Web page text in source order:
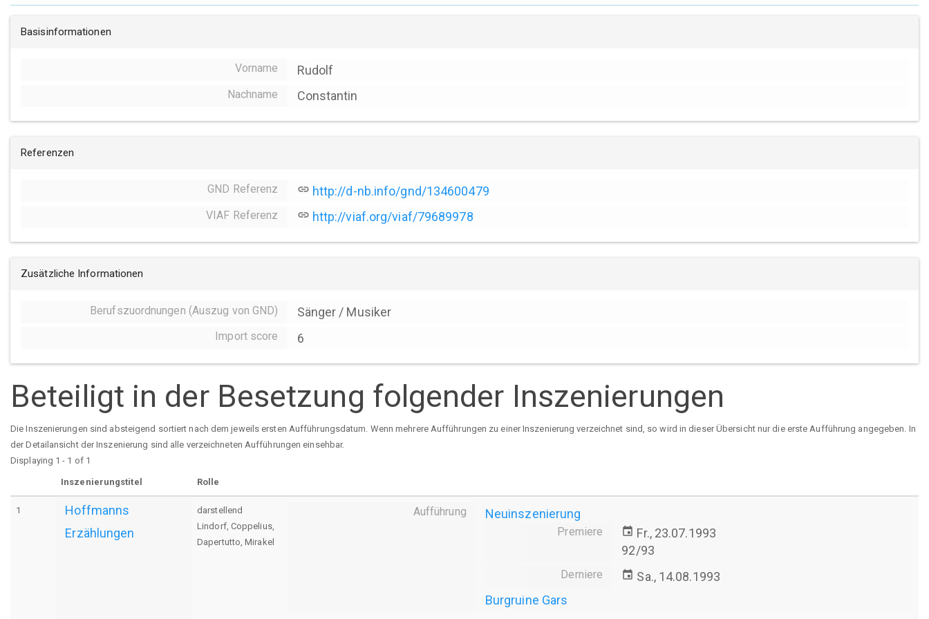
Basisinformationen
Vorname Rudolf
Nachname Constantin
Referenzen
GND Referenz link http://d-nb.info/gnd/134600479
VIAF Referenz link http://viaf.org/viaf/79689978
Zusätzliche Informationen
Berufszuordnungen (Auszug von GND) Sänger / Musiker
Import score 6
Beteiligt in der Besetzung folgender Inszenierungen
Die Inszenierungen sind absteigend sortiert nach dem jeweils ersten Aufführungsdatum. Wenn mehrere Aufführungen zu einer Inszenierung verzeichnet sind, so wird in dieser Übersicht nur die erste Aufführung angegeben. In
der Detailansicht der Inszenierung sind alle verzeichneten Aufführungen einsehbar.
Displaying 1 - 1 of 1
Inszenierungstitel Rolle
1
Hoffmanns
Erzählungen
darstellend
Lindorf, Coppelius,
Dapertutto, Mirakel
Aufführung Neuinszenierung
Premiere event Fr., 23.07.1993
92/93
Derniere event Sa., 14.08.1993
Burgruine Gars